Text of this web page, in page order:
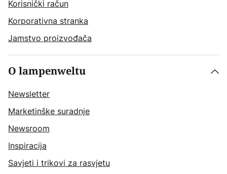
Korisnički račun
Korporativna stranka
Jamstvo proizvođača
O lampenweltu
Newsletter
Marketinške suradnje
Newsroom
Inspiracija
Savjeti i trikovi za rasvjetu